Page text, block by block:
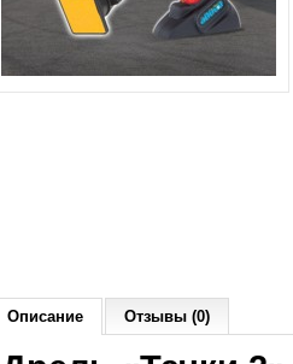
Описание Отзывы (0)